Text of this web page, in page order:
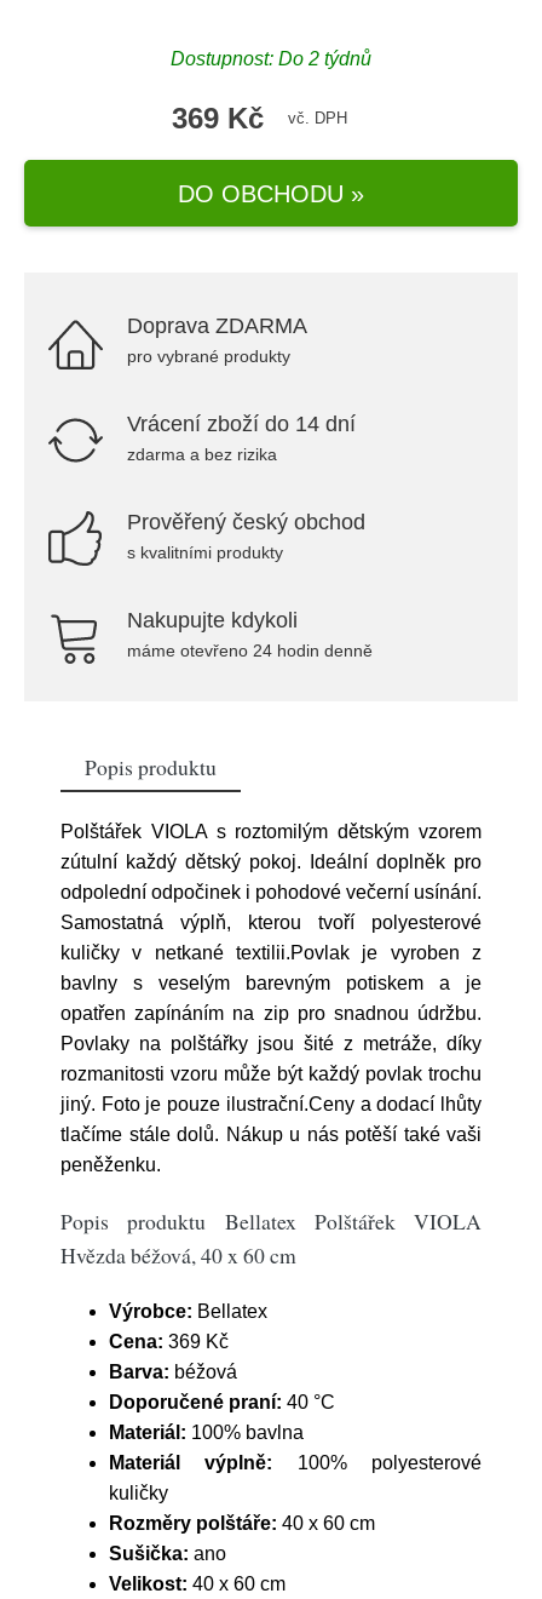
Dostupnost: Do 2 týdnů
369 Kč vč. DPH
DO OBCHODU »
Doprava ZDARMA
pro vybrané produkty
Vrácení zboží do 14 dní
zdarma a bez rizika
Prověřený český obchod
s kvalitními produkty
Nakupujte kdykoli
máme otevřeno 24 hodin denně
Popis produktu
Polštářek VIOLA s roztomilým dětským vzorem
zútulní každý dětský pokoj. Ideální doplněk pro
odpolední odpočinek i pohodové večerní usínání.
Samostatná výplň, kterou tvoří polyesterové
kuličky v netkané textilii.Povlak je vyroben z
bavlny s veselým barevným potiskem a je
opatřen zapínáním na zip pro snadnou údržbu.
Povlaky na polštářky jsou šité z metráže, díky
rozmanitosti vzoru může být každý povlak trochu
jiný. Foto je pouze ilustrační.Ceny a dodací lhůty
tlačíme stále dolů. Nákup u nás potěší také vaši
peněženku.
Popis produktu Bellatex Polštářek VIOLA
Hvězda béžová, 40 x 60 cm
Výrobce: Bellatex
Cena: 369 Kč
Barva: béžová
Doporučené praní: 40 °C
Materiál: 100% bavlna
Materiál výplně: 100% polyesterové
kuličky
Rozměry polštáře: 40 x 60 cm
Sušička: ano
Velikost: 40 x 60 cm